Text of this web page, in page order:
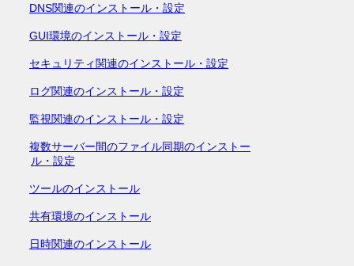
DNS関連のインストール・設定
GUI環境のインストール・設定
セキュリティ関連のインストール・設定
ログ関連のインストール・設定
監視関連のインストール・設定
複数サーバー間のファイル同期のインストー
ル・設定
ツールのインストール
共有環境のインストール
日時関連のインストール